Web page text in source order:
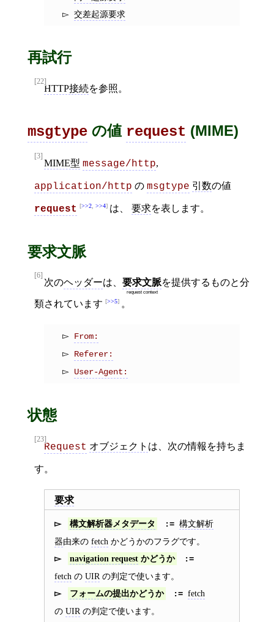
交差起源要求
再試行
[22]
HTTP接続を参照。
msgtypeの値 request (MIME)
[3]
MIME型 message/http,
application/http の msgtype 引数の値
request >>2 >>4 は、 要求を表します。
要求文脈
[6]
次のヘッダーは、 要求文脈
request context
を提供するものと分
類されています >>5 。
From:
Referer:
User-Agent:
状態
[23]
Request オブジェクト は、次の情報を持ちま
す。
要求
構文解析器メタデータ
構文解析
器由来の fetch かどうかのフラグです。
navigation request かどうか
fetch の UIR の判定で使います。
フォームの提出かどうか
fetch
の UIR の判定で使います。